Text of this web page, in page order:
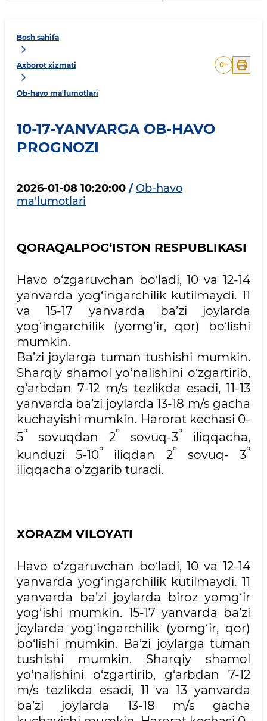
Bosh sahifa
Axborot xizmati
Ob-havo ma'lumotlari
0+
10-17-YANVARGA OB-HAVO
PROGNOZI
2026-01-08 10:20:00 / Ob-havo
ma'lumotlari
QORAQALPOG‘ISTON RESPUBLIKASI
Havo o‘zgaruvchan bo‘ladi, 10 va 12-14
yanvarda yog‘ingarchilik kutilmaydi. 11
va 15-17 yanvarda ba’zi joylarda
yog‘ingarchilik (yomg‘ir, qor) bo‘lishi
mumkin.
Ba’zi joylarga tuman tushishi mumkin.
Sharqiy shamol yo‘nalishini o‘zgartirib,
g‘arbdan 7-12 m/s tezlikda esadi, 11-13
yanvarda ba’zi joylarda 13-18 m/s gacha
kuchayishi mumkin. Harorat kechasi 0-
5° sovuqdan 2° sovuq-3° iliqqacha,
kunduzi 5-10° iliqdan 2° sovuq- 3°
iliqqacha o‘zgarib turadi.
XORAZM VILOYATI
Havo o‘zgaruvchan bo‘ladi, 10 va 12-14
yanvarda yog‘ingarchilik kutilmaydi. 11
yanvarda ba’zi joylarda biroz yomg‘ir
yog‘ishi mumkin. 15-17 yanvarda ba’zi
joylarda yog‘ingarchilik (yomg‘ir, qor)
bo‘lishi mumkin. Ba’zi joylarga tuman
tushishi mumkin. Sharqiy shamol
yo‘nalishini o‘zgartirib, g‘arbdan 7-12
m/s tezlikda esadi, 11 va 13 yanvarda
ba’zi joylarda 13-18 m/s gacha